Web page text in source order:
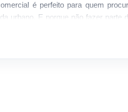
é perfeito para quem
urbano. E porque não fazer parte
do centro de Miami, do distrito
o fizer. Com 36 andares e 323
variedade de layouts de unidades